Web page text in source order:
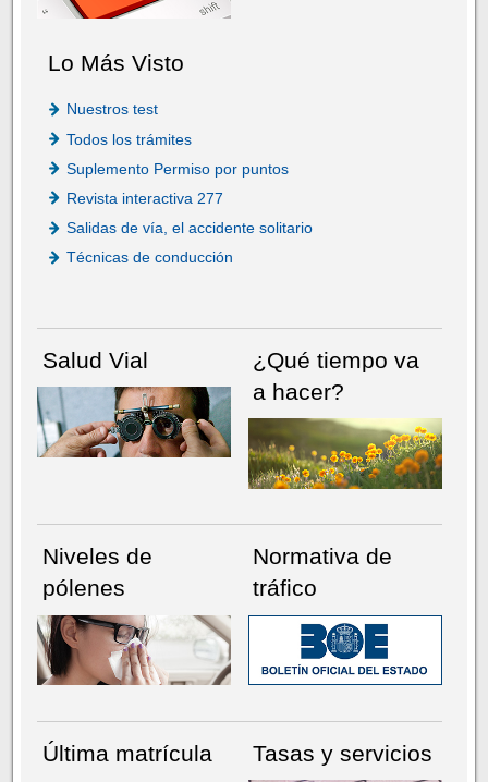
Lo Más Visto
Nuestros test
Todos los trámites
Suplemento Permiso por puntos
Revista interactiva 277
Salidas de vía, el accidente solitario
Técnicas de conducción
Salud Vial
¿Qué tiempo va
a hacer?
Niveles de
pólenes
Normativa de
tráfico
Última matrícula
Tasas y servicios